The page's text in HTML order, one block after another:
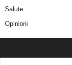
Salute
Opinioni